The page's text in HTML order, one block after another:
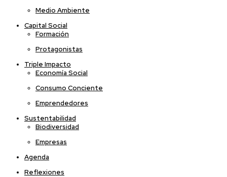
Medio Ambiente
Capital Social
Formación
Protagonistas
Triple Impacto
Economía Social
Consumo Conciente
Emprendedores
Sustentabilidad
Biodiversidad
Empresas
Agenda
Reflexiones